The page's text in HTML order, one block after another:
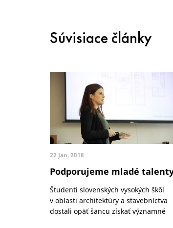
Súvisiace články
22 Jan, 2018
Podporujeme mladé
Študenti slovenských vysokých škôl
v oblasti architektúry a stavebníctva
dostali opäť šancu získať významné